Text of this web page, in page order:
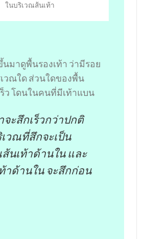
ในบริเวณส้นเท้า
นมาดูพื้นรองเท้า ว่ามีรอย
วณใด ส่วนใดของพื้น
ร็ว โดนในคนที่มีเท้าแบน
จะสึกเร็วกว่าปกติ
วณที่สึกจะเป็น
นเท้าด้านใน และ
าด้านใน จะสึกก่อน